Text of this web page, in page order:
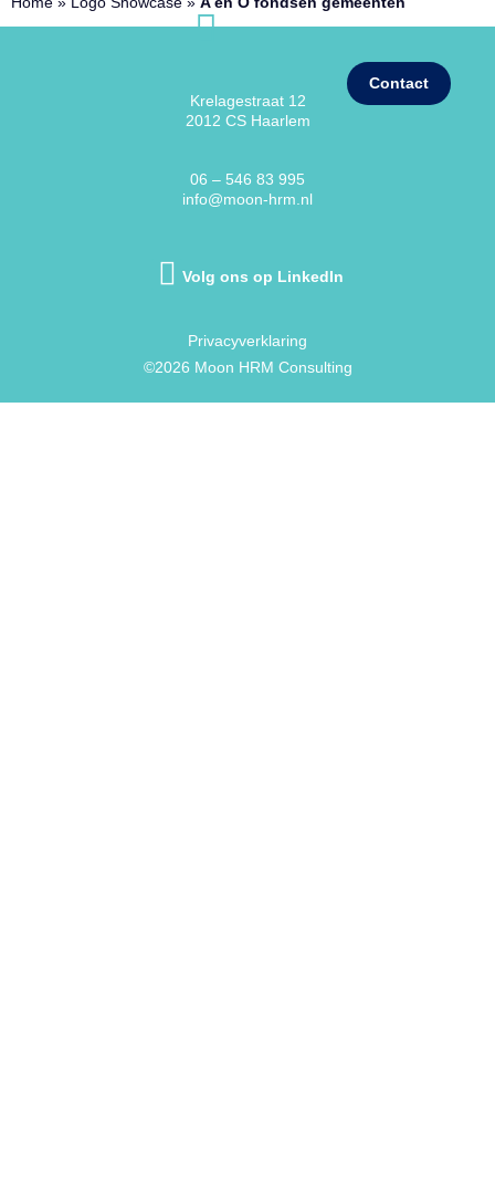
Contact
Krelagestraat 12
2012 CS Haarlem
06 – 546 83 995
info@moon-hrm.nl
Volg ons op LinkedIn
Privacyverklaring
©2026 Moon HRM Consulting